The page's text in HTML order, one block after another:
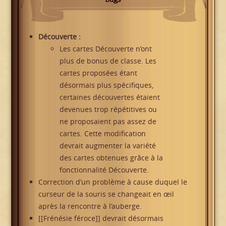
Découverte :
Les cartes Découverte n’ont
plus de bonus de classe. Les
cartes proposées étant
désormais plus spécifiques,
certaines découvertes étaient
devenues trop répétitives ou
ne proposaient pas assez de
cartes. Cette modification
devrait augmenter la variété
des cartes obtenues grâce à la
fonctionnalité Découverte.
Correction d’un problème à cause duquel le
curseur de la souris se changeait en œil
après la rencontre à l’auberge.
[[Frénésie féroce]] devrait désormais